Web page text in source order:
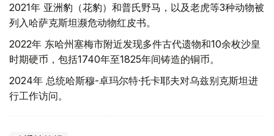
2021年 亚洲豹（花豹）和普氏野马，以及老虎等3种动物被
列入哈萨克斯坦濒危动物红皮书。
2022年 东哈州塞梅市附近发现多件古代遗物和10余枚沙皇
时期硬币，包括1740年至1825年间铸造的铜币。
2024年 总统哈斯穆-卓玛尔特·托卡耶夫对乌兹别克斯坦进
行工作访问。